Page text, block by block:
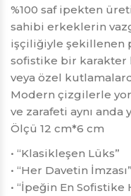
%100 saf ipekten
sahibi erkeklerin
işçiliğiyle şekillenen
sofistike bir karakter
veya özel
Modern çizgilerle
ve zarafeti aynı anda
Ölçü 12 cm*6 cm
• “Klasikleşen Lüks”
• “Her Davetin İmzası”
• “İpeğin En Sofistike